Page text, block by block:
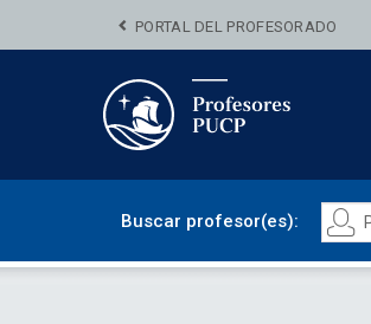
PORTAL DEL PROFESORADO
Buscar profesor(es):